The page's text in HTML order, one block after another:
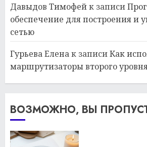
Давыдов Тимофейк записи
обеспечение для построения и
сетью
Гурьева Еленак записиКак
маршрутизаторы второго
ВОЗМОЖНО, ВЫ